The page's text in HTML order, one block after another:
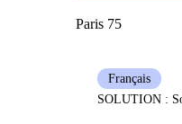
Paris 75
Français
SOLUTION :